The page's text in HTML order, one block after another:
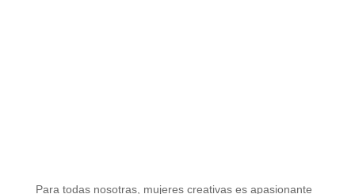
Para todas nosotras, mujeres creativas es apasionante